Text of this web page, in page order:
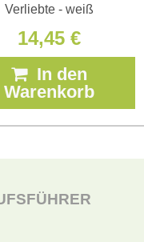
Verliebte - weiß
14,45 €
In den
Warenkorb